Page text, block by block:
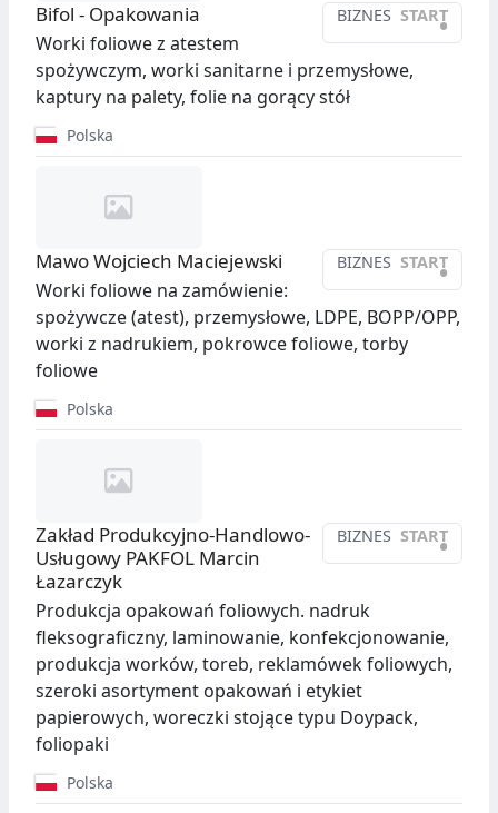
BIZNES START
•
Bifol - Opakowania
Worki foliowe z atestem
spożywczym, worki sanitarne i przemysłowe,
kaptury na palety, folie na gorący stół
Polska
BIZNES START
•
Mawo Wojciech Maciejewski
Worki foliowe na zamówienie:
spożywcze (atest), przemysłowe, LDPE, BOPP/OPP,
worki z nadrukiem, pokrowce foliowe, torby
foliowe
Polska
BIZNES START
•
Zakład Produkcyjno-Handlowo-
Usługowy PAKFOL Marcin
Łazarczyk
Produkcja opakowań foliowych. nadruk
fleksograficzny, laminowanie, konfekcjonowanie,
produkcja worków, toreb, reklamówek foliowych,
szeroki asortyment opakowań i etykiet
papierowych, woreczki stojące typu Doypack,
foliopaki
Polska